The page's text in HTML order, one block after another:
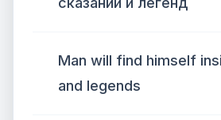
Man will find himself
and legends